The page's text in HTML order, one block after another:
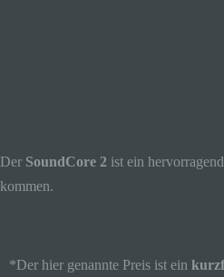
Der SoundCore 2 ist ein
kommen.
*Der hier genannte Preis ist ein